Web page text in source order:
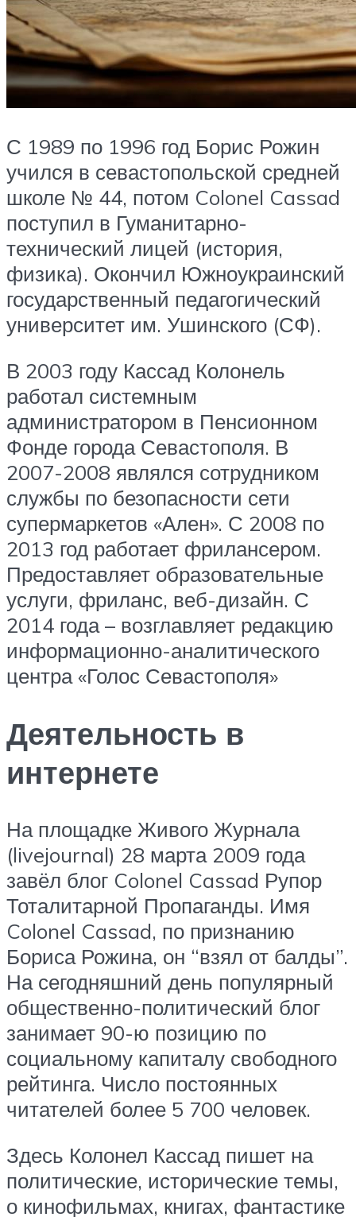
С 1989 по 1996 год Борис Рожин
учился в севастопольской средней
школе № 44, потом Colonel Cassad
поступил в Гуманитарно-
технический лицей (история,
физика). Окончил Южноукраинский
государственный педагогический
университет им. Ушинского (СФ).
В 2003 году Кассад Колонель
работал системным
администратором в Пенсионном
Фонде города Севастополя. В
2007-2008 являлся сотрудником
службы по безопасности сети
супермаркетов «Ален». С 2008 по
2013 год работает фрилансером.
Предоставляет образовательные
услуги, фриланс, веб-дизайн. С
2014 года – возглавляет редакцию
информационно-аналитического
центра «Голос Севастополя»
Деятельность в
интернете
На площадке Живого Журнала
(livejournal) 28 марта 2009 года
завёл блог Colonel Cassad Рупор
Тоталитарной Пропаганды. Имя
Colonel Cassad, по признанию
Бориса Рожина, он “взял от балды”.
На сегодняшний день популярный
общественно-политический блог
занимает 90-ю позицию по
социальному капиталу свободного
рейтинга. Число постоянных
читателей более 5 700 человек.
Здесь Колонел Кассад пишет на
политические, исторические темы,
о кинофильмах, книгах, фантастике